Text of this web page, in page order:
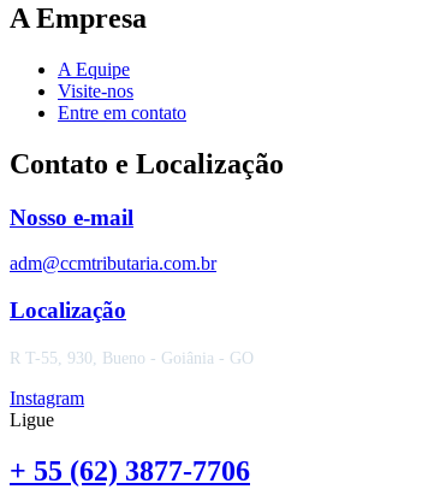
A Empresa
A Equipe
Visite-nos
Entre em contato
Contato e Localização
Nosso e-mail
adm@ccmtributaria.com.br
Localização
R T-55, 930, Bueno - Goiânia - GO
Instagram
Ligue
+ 55 (62) 3877-7706